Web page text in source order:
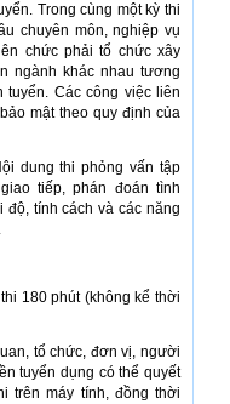
Trong cùng một kỳ thi
chuyên môn, nghiệp vụ
chức phải tổ chức xây
ngành khác nhau tương
Các công việc liên
mật theo quy định của
dung thi phỏng vấn tập
tiếp, phán đoán tình
độ, tính cách và các năng
180 phút (không kể thời
tổ chức, đơn vị, người
tuyển dụng có thể quyết
trên máy tính, đồng thời